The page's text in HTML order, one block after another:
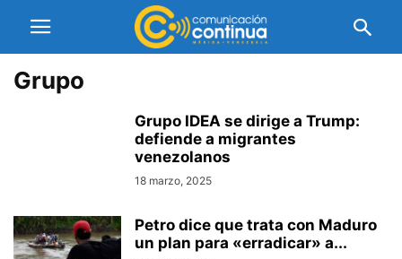
Grupo
Grupo IDEA se dirige a Trump:
defiende a migrantes
venezolanos
18 marzo, 2025
Petro dice que trata con Maduro
un plan para «erradicar» a...